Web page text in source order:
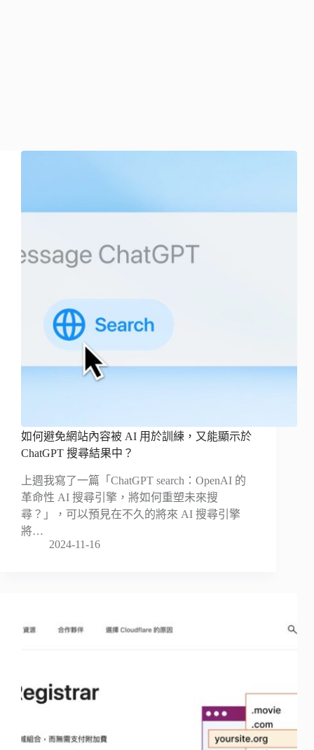
如何避免網站內容被 AI 用於訓練，又能顯示於
ChatGPT 搜尋結果中？
上週我寫了一篇「ChatGPT search：OpenAI 的
革命性 AI 搜尋引擎，將如何重塑未來搜
尋？」，可以預見在不久的將來 AI 搜尋引擎
將…
2024-11-16